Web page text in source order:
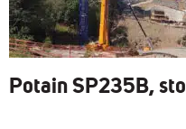
Potain SP235B,